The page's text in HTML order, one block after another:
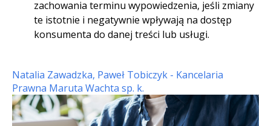
zachowania terminu wypowiedzenia, jeśli zmiany
te istotnie i negatywnie wpływają na dostęp
konsumenta do danej treści lub usługi.
Natalia Zawadzka, Paweł Tobiczyk - Kancelaria
Prawna Maruta Wachta sp. k.